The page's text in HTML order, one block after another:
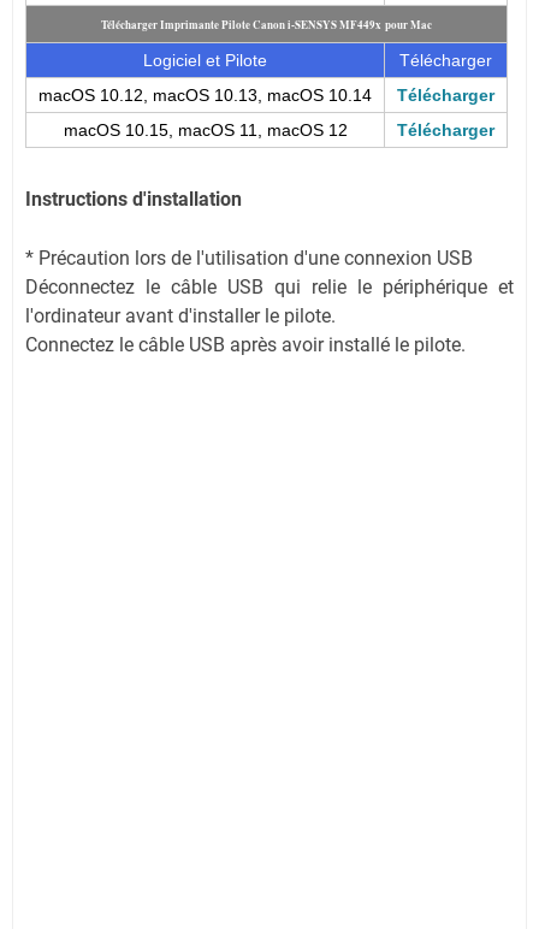
Télécharger Imprimante Pilote Canon i-SENSYS MF449x pour Mac
Logiciel et Pilote
Télécharger
macOS 10.12, macOS 10.13, macOS 10.14
Télécharger
macOS 10.15, macOS 11, macOS 12
Télécharger
Instructions d'installation
* Précaution lors de l'utilisation d'une connexion USB
Déconnectez le câble USB qui relie le périphérique et
l'ordinateur avant d'installer le pilote.
Connectez le câble USB après avoir installé le pilote.